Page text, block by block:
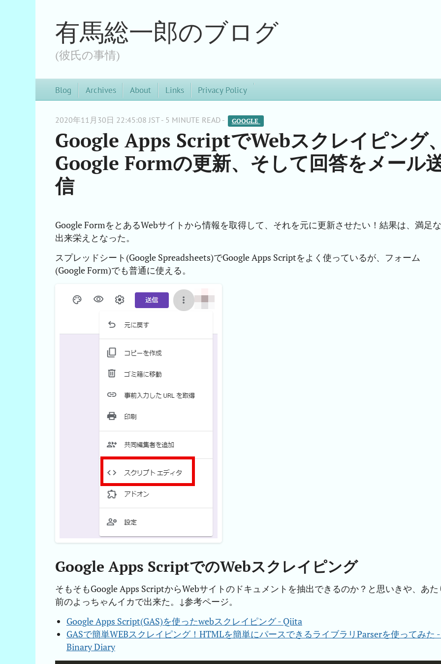
有馬総一郎のブログ
(彼氏の事情)
Blog Archives About Links Privacy Policy
2020年11月30日 22:45:08 JST - 5 MINUTE READ - GOOGLE
Google Apps ScriptでWebスクレイピング
Google Formの更新、そして回答をメール
信
Google FormをとあるWebサイトから情報を取得して、それを元に更新させたい！結果は、満足な
出来栄えとなった。
スプレッドシート(Google Spreadsheets)でGoogle Apps Scriptをよく使っているが、フォーム
(Google Form)でも普通に使える。
Google Apps ScriptでのWebスクレイピング
そもそもGoogle Apps ScriptからWebサイトのドキュメントを抽出できるのか？と思いきや、あた
前のよっちゃんイカで出来た。↓参考ページ。
Google Apps Script(GAS)を使ったwebスクレイピング - Qiita
GASで簡単WEBスクレイピング！HTMLを簡単にパースできるライブラリParserを使ってみた -
Binary Diary